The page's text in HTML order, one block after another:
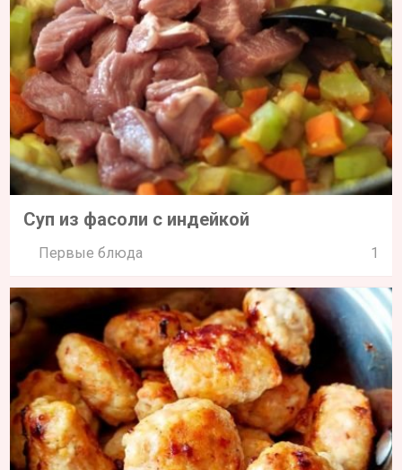
Суп из фасоли с индейкой
Первые блюда 1